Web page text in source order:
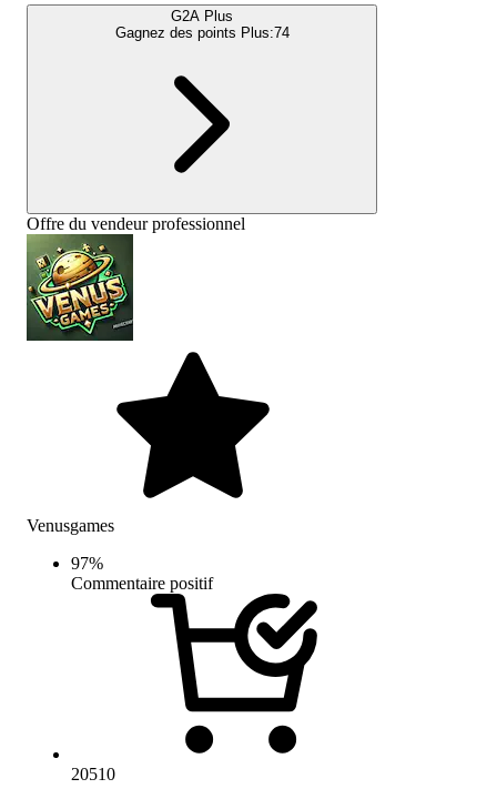
G2A Plus
Gagnez des points Plus:74
Offre du vendeur professionnel
Venusgames
97%
Commentaire positif
20510